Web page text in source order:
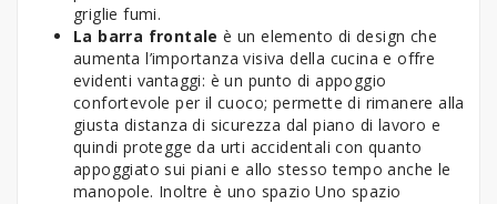
griglie fumi.
La barra frontale è un elemento di design che
aumenta l’importanza visiva della cucina e offre
evidenti vantaggi: è un punto di appoggio
confortevole per il cuoco; permette di rimanere alla
giusta distanza di sicurezza dal piano di lavoro e
quindi protegge da urti accidentali con quanto
appoggiato sui piani e allo stesso tempo anche le
manopole. Inoltre è uno spazio Uno spazio